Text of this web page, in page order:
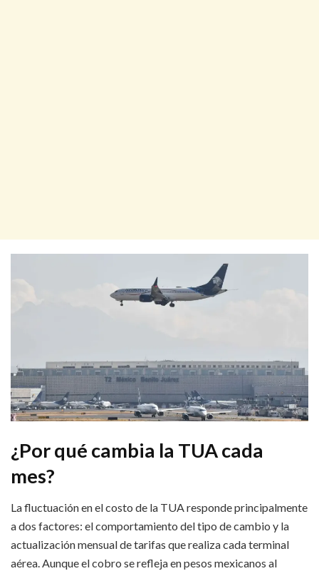
¿Por qué cambia la TUA cada
mes?
La fluctuación en el costo de la TUA responde principalmente
a dos factores: el comportamiento del tipo de cambio y la
actualización mensual de tarifas que realiza cada terminal
aérea. Aunque el cobro se refleja en pesos mexicanos al